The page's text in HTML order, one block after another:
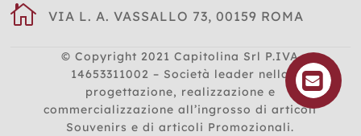
 VIA L. A. VASSALLO 73, 00159 ROMA
© Copyright 2021Capitolina Srl P.IVA
14653311002 – Società leader nella
progettazione, realizzazione e
commercializzazione all’ingrosso di articoli
Souvenirs e di articoli Promozionali.